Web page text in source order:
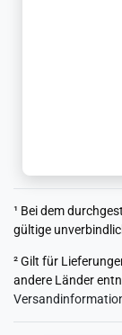
¹ Bei dem
gültige
² Gilt für
andere Länder